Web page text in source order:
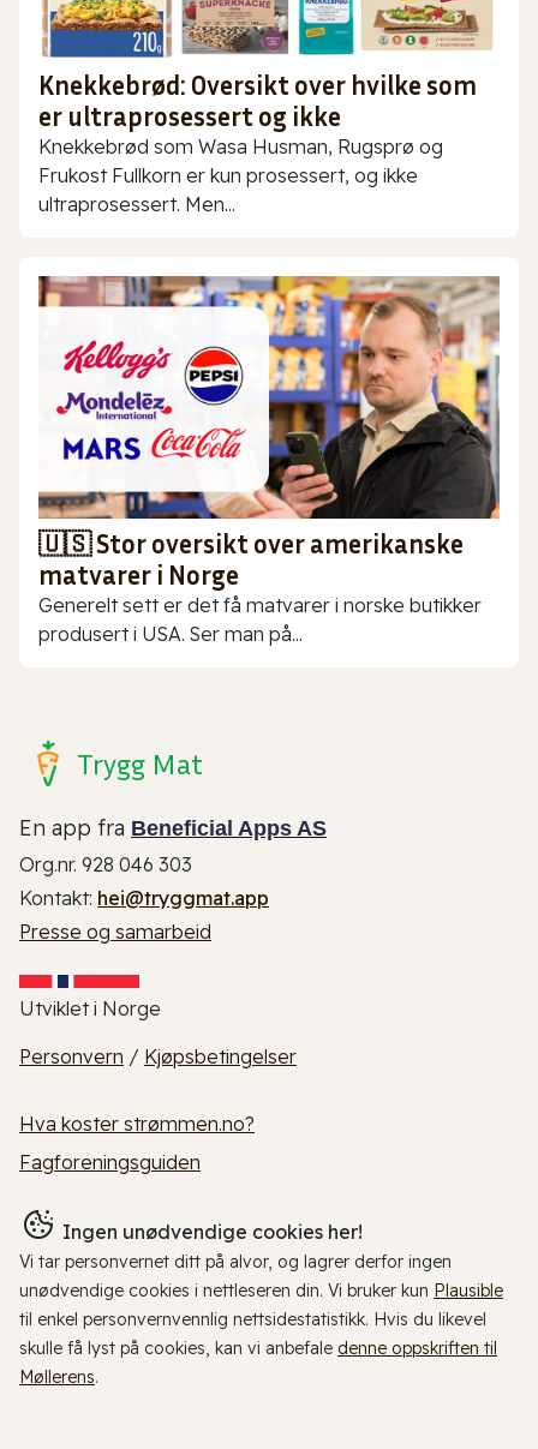
Knekkebrød: Oversikt over hvilke som
er ultraprosessert og ikke
Knekkebrød som Wasa Husman, Rugsprø og
Frukost Fullkorn er kun prosessert, og ikke
ultraprosessert. Men...
🇺🇸 Stor oversikt over amerikanske
matvarer i Norge
Generelt sett er det få matvarer i norske butikker
produsert i USA. Ser man på...
Trygg Mat
En app fra Beneficial Apps AS
Org.nr. 928 046 303
Kontakt: hei@tryggmat.app
Presse og samarbeid
Utviklet i Norge
Personvern / Kjøpsbetingelser
Hva koster strømmen.no?
Fagforeningsguiden
Ingen unødvendige cookies her!
Vi tar personvernet ditt på alvor, og lagrer derfor ingen
unødvendige cookies i nettleseren din. Vi bruker kun Plausible
til enkel personvernvennlig nettsidestatistikk. Hvis du likevel
skulle få lyst på cookies, kan vi anbefale denne oppskriften til
Møllerens.